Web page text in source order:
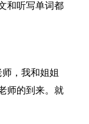
和听写单词都
，我和姐姐
师的到来。就